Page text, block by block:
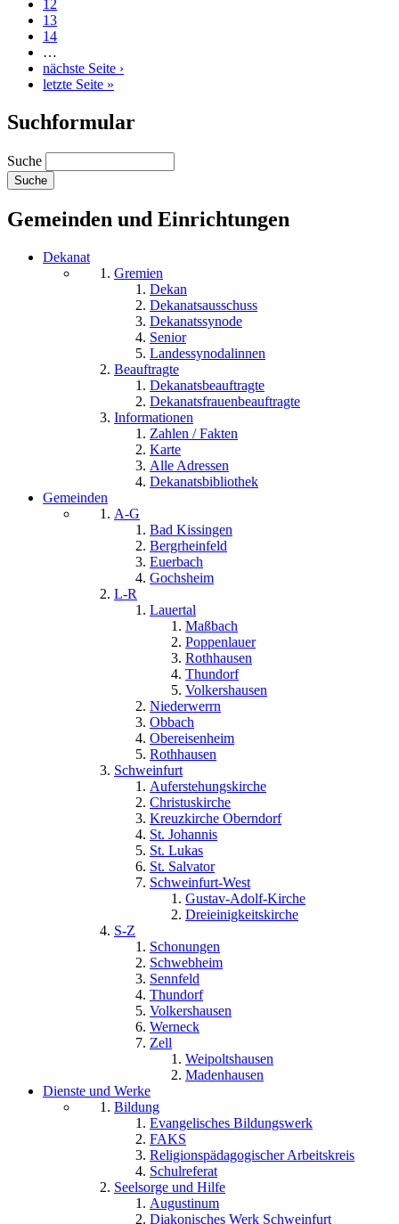
12
13
14
…
nächste Seite ›
letzte Seite »
Suchformular
Suche
Gemeinden und Einrichtungen
Dekanat
Gremien
Dekan
Dekanatsausschuss
Dekanatssynode
Senior
Landessynodalinnen
Beauftragte
Dekanatsbeauftragte
Dekanatsfrauenbeauftragte
Informationen
Zahlen / Fakten
Karte
Alle Adressen
Dekanatsbibliothek
Gemeinden
A-G
Bad Kissingen
Bergrheinfeld
Euerbach
Gochsheim
L-R
Lauertal
Maßbach
Poppenlauer
Rothhausen
Thundorf
Volkershausen
Niederwerrn
Obbach
Obereisenheim
Rothhausen
Schweinfurt
Auferstehungskirche
Christuskirche
Kreuzkirche Oberndorf
St. Johannis
St. Lukas
St. Salvator
Schweinfurt-West
Gustav-Adolf-Kirche
Dreieinigkeitskirche
S-Z
Schonungen
Schwebheim
Sennfeld
Thundorf
Volkershausen
Werneck
Zell
Weipoltshausen
Madenhausen
Dienste und Werke
Bildung
Evangelisches Bildungswerk
FAKS
Religionspädagogischer Arbeitskreis
Schulreferat
Seelsorge und Hilfe
Augustinum
Diakonisches Werk Schweinfurt